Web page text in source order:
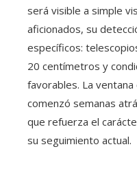
será visible a simple
aficionados, su
específicos:
20 centímetros y
favorables. La
comenzó semanas
que refuerza el
su seguimiento actual.